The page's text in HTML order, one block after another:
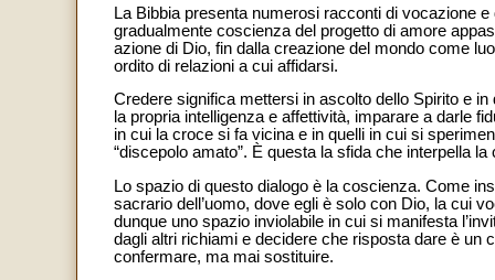
La Bibbia presenta numerosi racconti di vocazione
gradualmente coscienza del progetto di amore
azione di Dio, fin dalla creazione del mondo come
ordito di relazioni a cui affidarsi.
Credere significa mettersi in ascolto dello Spirito e
la propria intelligenza e affettività, imparare a darle
in cui la croce si fa vicina e in quelli in cui si
“discepolo amato”. È questa la sfida che interpella
Lo spazio di questo dialogo è la coscienza. Come
sacrario dell’uomo, dove egli è solo con Dio, la cui
dunque uno spazio inviolabile in cui si manifesta
dagli altri richiami e decidere che risposta dare è
confermare, ma mai sostituire.